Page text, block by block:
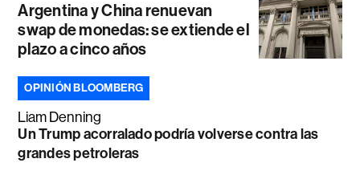
Argentina y China renuevan
swap de monedas: se extiende el
plazo a cinco años
OPINIÓN BLOOMBERG
Liam Denning
Un Trump acorralado podría volverse contra las
grandes petroleras